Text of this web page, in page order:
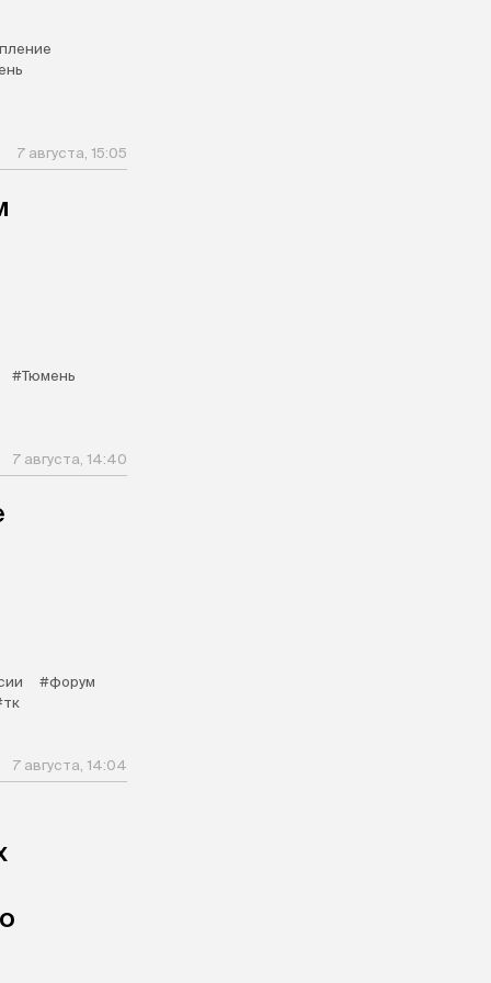
7 августа, 15:05
#Тюмень
7 августа, 14:40
#форум
7 августа, 14:04